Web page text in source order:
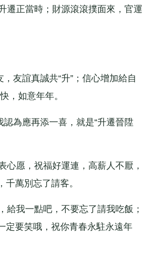
正當時；財源滾滾撲面來，官運
友誼真誠共“升”；信心增加給自
，如意年年。
為應再添一喜，就是“升遷晉陞
愿，祝福好運連，高薪人不厭，
萬別忘了請客。
我一點吧，不要忘了請我吃飯；
定要笑哦，祝你青春永駐永遠年